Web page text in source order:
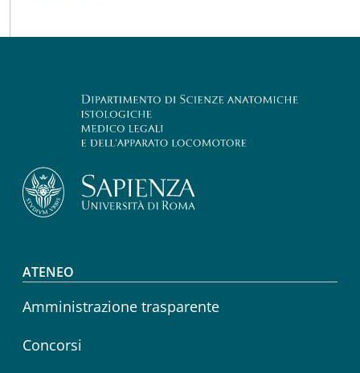
Footer menu
ATENEO
Amministrazione trasparente
Concorsi